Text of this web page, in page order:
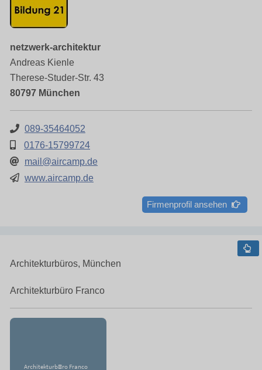
netzwerk-architektur
Andreas Kienle
Therese-Studer-Str. 43
80797 München
089-35464052
0176-15799724
mail@aircamp.de
www.aircamp.de
Firmenprofil ansehen
Architekturbüros, München
Architekturbüro Franco